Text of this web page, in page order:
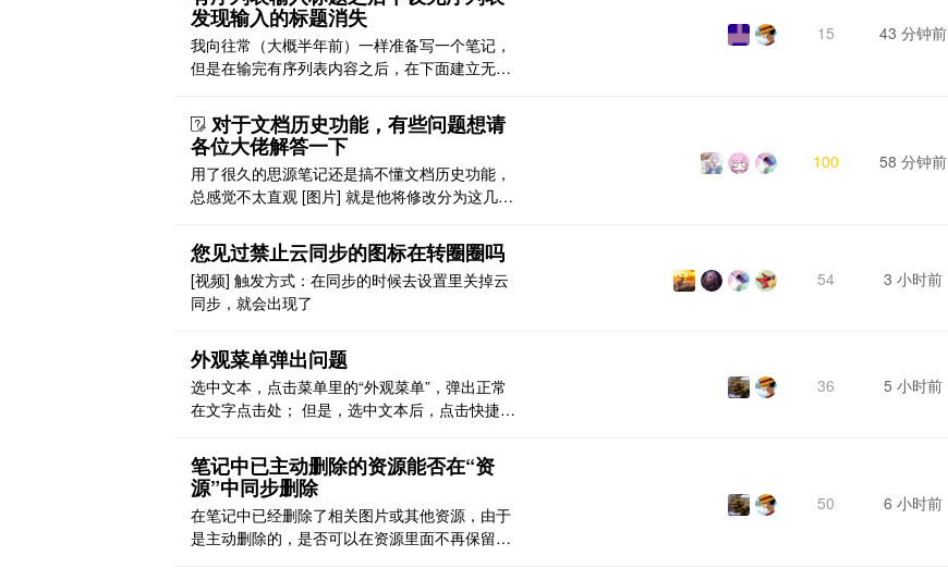
发现输入的标题消失
我向往常（大概半年前）一样准备写一个笔记，
但是在输完有序列表内容之后，在下面建立无序
题，是版本更新的 bug 吗 [图片][图片] [图片]
15 43 分钟前
对于文档历史功能，有些问题想请
各位大佬解答一下
用了很久的思源笔记还是搞不懂文档历史功能，
总感觉不太直观 [图片] 就是他将修改分为这几类
说，更新，我更新了什么？也没有标注啊 很多时
候，我只是想知道，我的上一个版本和现在编辑
器中的内容差什么，很难知晓，也可能是我不知
道用法？ 有个疑问，为什么不做成像 trilium 一样
100 58 分钟前
您见过禁止云同步的图标在转圈圈吗
[视频] 触发方式：在同步的时候去设置里关掉云
同步，就会出现了
54 3 小时前
外观菜单弹出问题
选中文本，点击菜单里的“外观菜单”，弹出正常
在文字点击处； 但是，选中文本后，点击快捷菜
跟随选中文字 之前正常
36 5 小时前
笔记中已主动删除的资源能否在“资
源”中同步删除
在笔记中已经删除了相关图片或其他资源，由于
是主动删除的，是否可以在资源里面不再保留相
50 6 小时前